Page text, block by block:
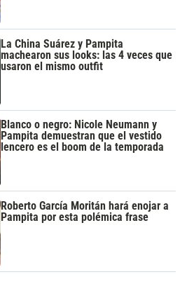
La China Suárez y Pampita
machearon sus looks: las 4 veces que
usaron el mismo outfit
Blanco o negro: Nicole Neumann y
Pampita demuestran que el vestido
lencero es el boom de la temporada
Roberto García Moritán hará enojar a
Pampita por esta polémica frase